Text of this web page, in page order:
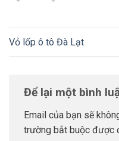
Vỏ lốp ô tô Đà Lạt
Để lại một bình
Email của bạn sẽ
trường bắt buộc được